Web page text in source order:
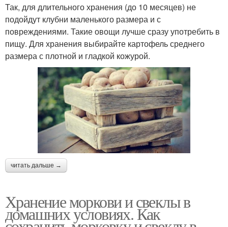
Так, для длительного хранения (до 10 месяцев) не
подойдут клубни маленького размера и с
повреждениями. Такие овощи лучше сразу употребить в
пищу. Для хранения выбирайте картофель среднего
размера с плотной и гладкой кожурой.
читать дальше →
Хранение моркови и свеклы в
домашних условиях. Как